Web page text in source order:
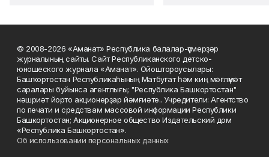
© 2008-2026 «Аманат» Республика балалар-үҫмерҙәр
журналының сайты. Сайт Республиканского детско-
юношеского журнала «Аманат». Ойоштороусылары:
Башҡортостан Республикаһының Матбуғат һәм киң мәғлүмәт
саралары буйынса агентлығы; "Республика Башкортостан"
нәшриәт йорто акционерҙар йәмғиәте.. Учредители: Агентство
по печати и средствам массовой информации Республики
Башкортостан; Акционерное общество Издательский дом
«Республика Башкортостан».
Об использовании персональных данных